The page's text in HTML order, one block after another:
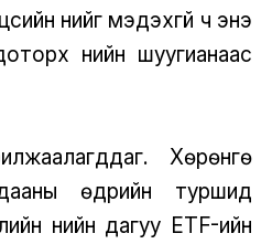
үнийг мэдэхгүй ч энэ
үнийн шуугианаас
Хөрөнгө
өдрийн туршид
үнийн дагуу ETF-ийн